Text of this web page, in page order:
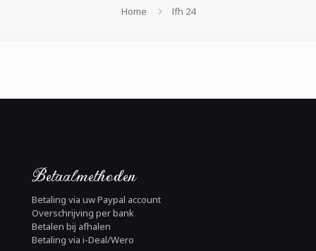
Home lfh 24
Betaalmethoden
Betaling via uw Paypal account
Overschrijving per bank
Betalen bij afhalen
Betaling via i-Deal/Wero